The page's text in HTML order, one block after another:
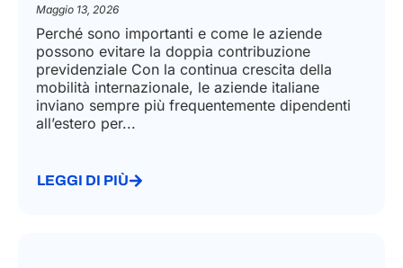
Maggio 13, 2026
Perché sono importanti e come le aziende
possono evitare la doppia contribuzione
previdenziale Con la continua crescita della
mobilità internazionale, le aziende italiane
inviano sempre più frequentemente dipendenti
all’estero per...
LEGGI DI PIÙ